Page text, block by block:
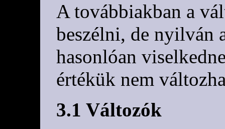
A továbbiakban a
beszélni, de nyilván
hasonlóan
értékük nem
3.1 Változók